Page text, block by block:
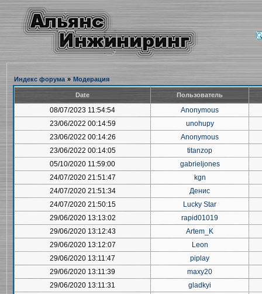
Индекс форума » Модерация
Date Пользователь
08/07/2023 11:54:54
Anonymous
23/06/2022 00:14:59
unohupy
23/06/2022 00:14:26
Anonymous
23/06/2022 00:14:05
titanzop
05/10/2020 11:59:00
gabrieljones
24/07/2020 21:51:47
kgn
24/07/2020 21:51:34
Денис
24/07/2020 21:50:15
Lucky Star
29/06/2020 13:13:02
rapid01019
29/06/2020 13:12:43
Artem_K
29/06/2020 13:12:07
Leon
29/06/2020 13:11:47
piplay
29/06/2020 13:11:39
maxy20
29/06/2020 13:11:31
gladkyi